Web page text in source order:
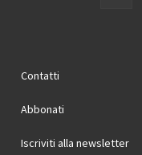
Contatti
Abbonati
Iscriviti alla newsletter